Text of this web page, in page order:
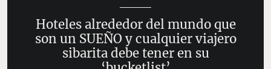
Hoteles alrededor del mundo que son un
SUEÑO y cualquier viajero sibarita debe
tener en su ‘bucketlist’